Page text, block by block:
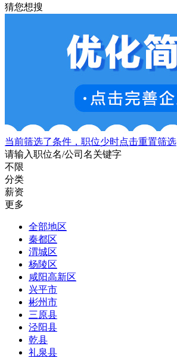
猜您想搜
当前筛选了条件，职位少时点击重置筛选
请输入职位名/公司名关键字
不限
分类
薪资
更多
全部地区
秦都区
渭城区
杨陵区
咸阳高新区
兴平市
彬州市
三原县
泾阳县
乾县
礼泉县